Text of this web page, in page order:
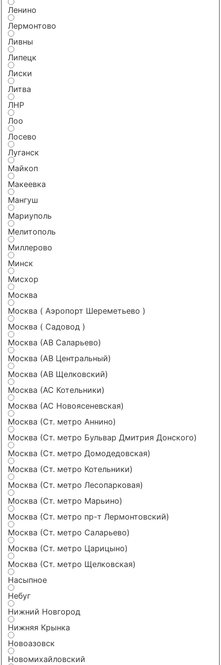
Ленино
Лермонтово
Ливны
Липецк
Лиски
Литва
ЛНР
Лоо
Лосево
Луганск
Майкоп
Макеевка
Мангуш
Мариуполь
Мелитополь
Миллерово
Минск
Мисхор
Москва
Москва ( Аэропорт Шереметьево )
Москва ( Садовод )
Москва (АВ Саларьево)
Москва (АВ Центральный)
Москва (АВ Щелковский)
Москва (АС Котельники)
Москва (АС Новоясеневская)
Москва (Ст. метро Аннино)
Москва (Ст. метро Бульвар Дмитрия Донского)
Москва (Ст. метро Домодедовская)
Москва (Ст. метро Котельники)
Москва (Ст. метро Лесопарковая)
Москва (Ст. метро Марьино)
Москва (Ст. метро пр-т Лермонтовский)
Москва (Ст. метро Саларьево)
Москва (Ст. метро Царицыно)
Москва (Ст. метро Щелковская)
Насыпное
Небуг
Нижний Новгород
Нижняя Крынка
Новоазовск
Новомихайловский